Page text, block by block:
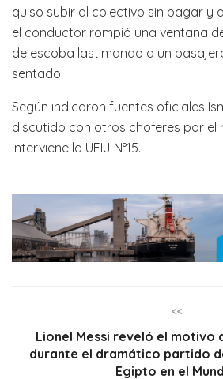
quiso subir al colectivo sin pagar y
el conductor rompió una ventana
de escoba lastimando a un
sentado.
Según indicaron fuentes oficiales
discutido con otros choferes por el
Interviene la UFIJ N°15.
<<
Lionel Messi reveló el motivo
durante el dramático partido
Egipto en el